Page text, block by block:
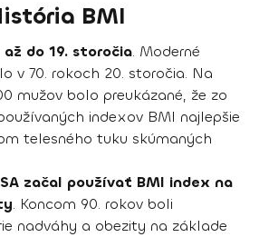
BMI
do 19. storočia. Moderné
v 70. rokoch 20. storočia. Na
mužov bolo preukázané, že zo
indexov BMI najlepšie
telesného tuku skúmaných
začal používať BMI index na
. Koncom 90. rokov boli
nadváhy a obezity na základe